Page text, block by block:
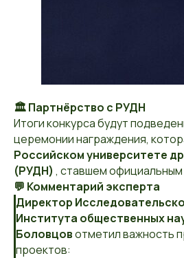
🏛️ Партнёрство с РУДН
Итоги конкурса будут
церемонии награждения,
Российском университете
(РУДН) , ставшем
💬 Комментарий эксперта
Директор
Института общественных
Боловцовотметил важность
проектов: